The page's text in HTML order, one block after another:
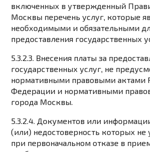
включенных в утвержденный
Москвы перечень услуг, которые
необходимыми и обязательными
предоставления государственных
5.3.2.3. Внесения платы за
государственных услуг, не
нормативными правовыми актами
Федерации и нормативными
города Москвы.
5.3.2.4. Документов или
(или) недостоверность которых не
при первоначальном отказе в